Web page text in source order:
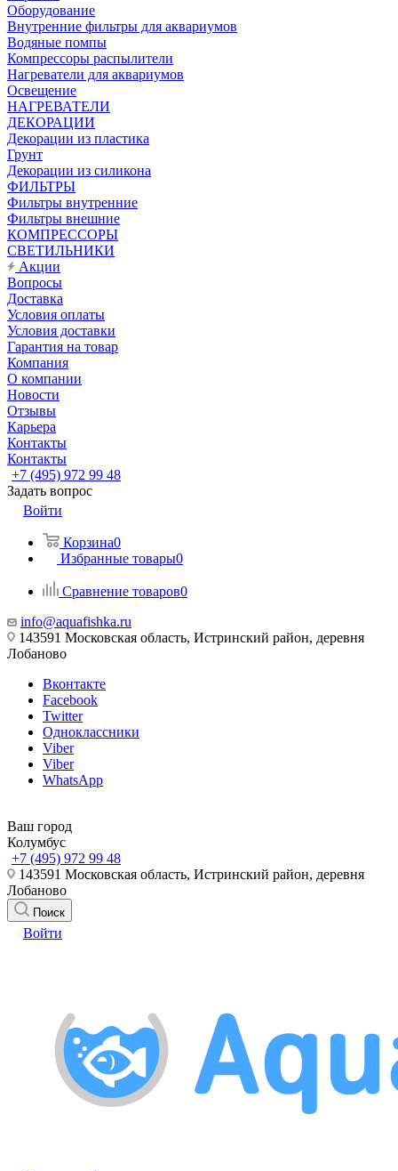
Оборудование
Внутренние фильтры для аквариумов
Водяные помпы
Компрессоры распылители
Нагреватели для аквариумов
Освещение
НАГРЕВАТЕЛИ
ДЕКОРАЦИИ
Декорации из пластика
Грунт
Декорации из силикона
ФИЛЬТРЫ
Фильтры внутренние
Фильтры внешние
КОМПРЕССОРЫ
СВЕТИЛЬНИКИ
Акции
Вопросы
Доставка
Условия оплаты
Условия доставки
Гарантия на товар
Компания
О компании
Новости
Отзывы
Карьера
Контакты
Контакты
+7 (495) 972 99 48
Задать вопрос
Войти
Корзина0
Избранные товары0
Сравнение товаров0
info@aquafishka.ru
143591 Московская область, Истринский район, деревня
Лобаново
Вконтакте
Facebook
Twitter
Одноклассники
Viber
Viber
WhatsApp
Ваш город
Колумбус
+7 (495) 972 99 48
143591 Московская область, Истринский район, деревня
Лобаново
Поиск
Войти